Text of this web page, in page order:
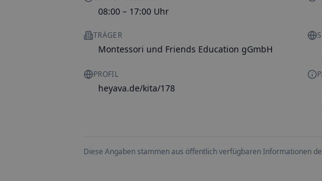
08:00 – 17:00 Uhr
TRÄGER
Montessori und Friends Education gGmbH
PROFIL
heyava.de/kita/178
Diese Angaben stammen aus öffentlich verfügbaren Informationen